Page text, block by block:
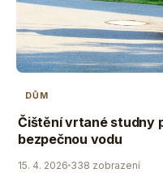
DŮM
Čištění vrtané studny
bezpečnou vodu
15. 4. 2026 338 zobrazení